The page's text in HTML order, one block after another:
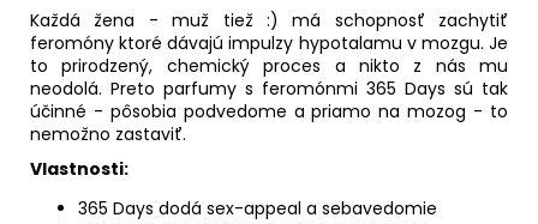
Každá žena - muž tiež :) má schopnosť zachytiť
feromóny ktoré dávajú impulzy hypotalamu v mozgu. Je
to prirodzený, chemický proces a nikto z nás mu
neodolá. Preto parfumy s feromónmi 365 Days sú tak
účinné - pôsobia podvedome a priamo na mozog - to
nemožno zastaviť.
Vlastnosti:
365 Days dodá sex-appeal a sebavedomie